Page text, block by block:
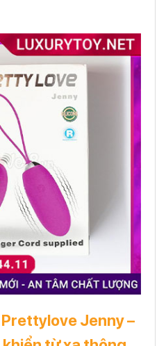
Jenny –